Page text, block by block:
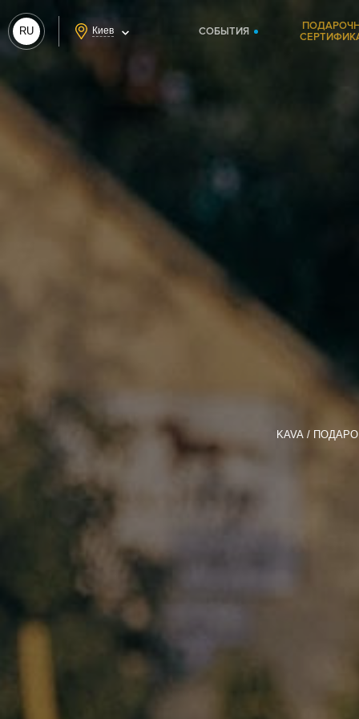
RU Киев СОБЫТИЯ
KAVA